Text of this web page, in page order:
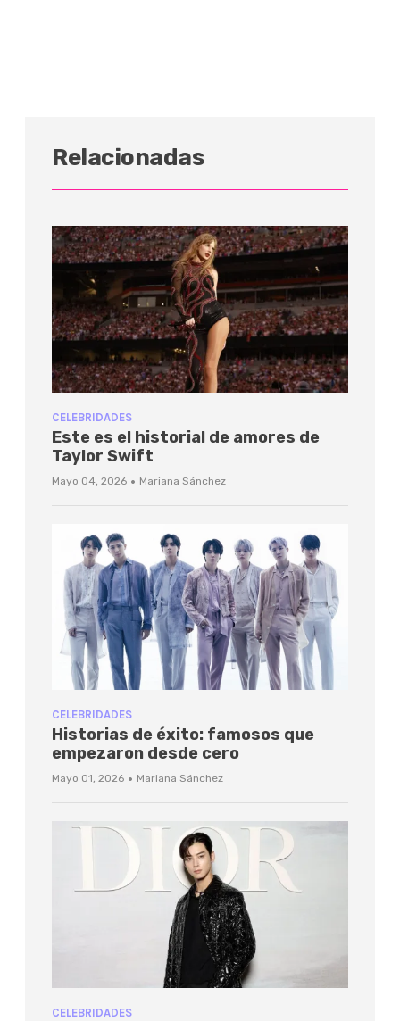
Relacionadas
CELEBRIDADES
Este es el historial de amores de
Taylor Swift
Mayo 04, 2026 · Mariana Sánchez
CELEBRIDADES
Historias de éxito: famosos que
empezaron desde cero
Mayo 01, 2026 · Mariana Sánchez
CELEBRIDADES